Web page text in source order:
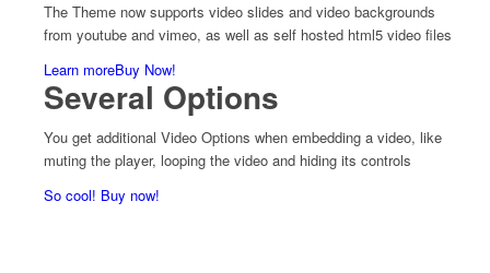
The Theme now supports video slides and video backgrounds
from youtube and vimeo, as well as self hosted html5 video files
Learn moreBuy Now!
Several Options
You get additional Video Options when embedding a video, like
muting the player, looping the video and hiding its controls
So cool! Buy now!